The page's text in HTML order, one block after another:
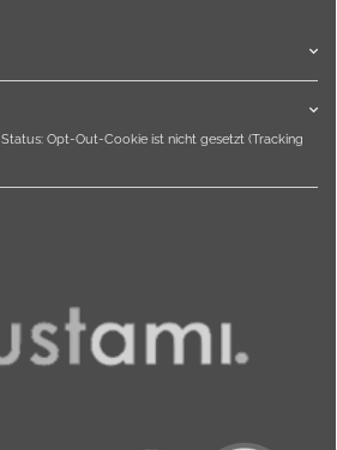
Status: Opt-Out-Cookie ist nicht gesetzt (Tracking